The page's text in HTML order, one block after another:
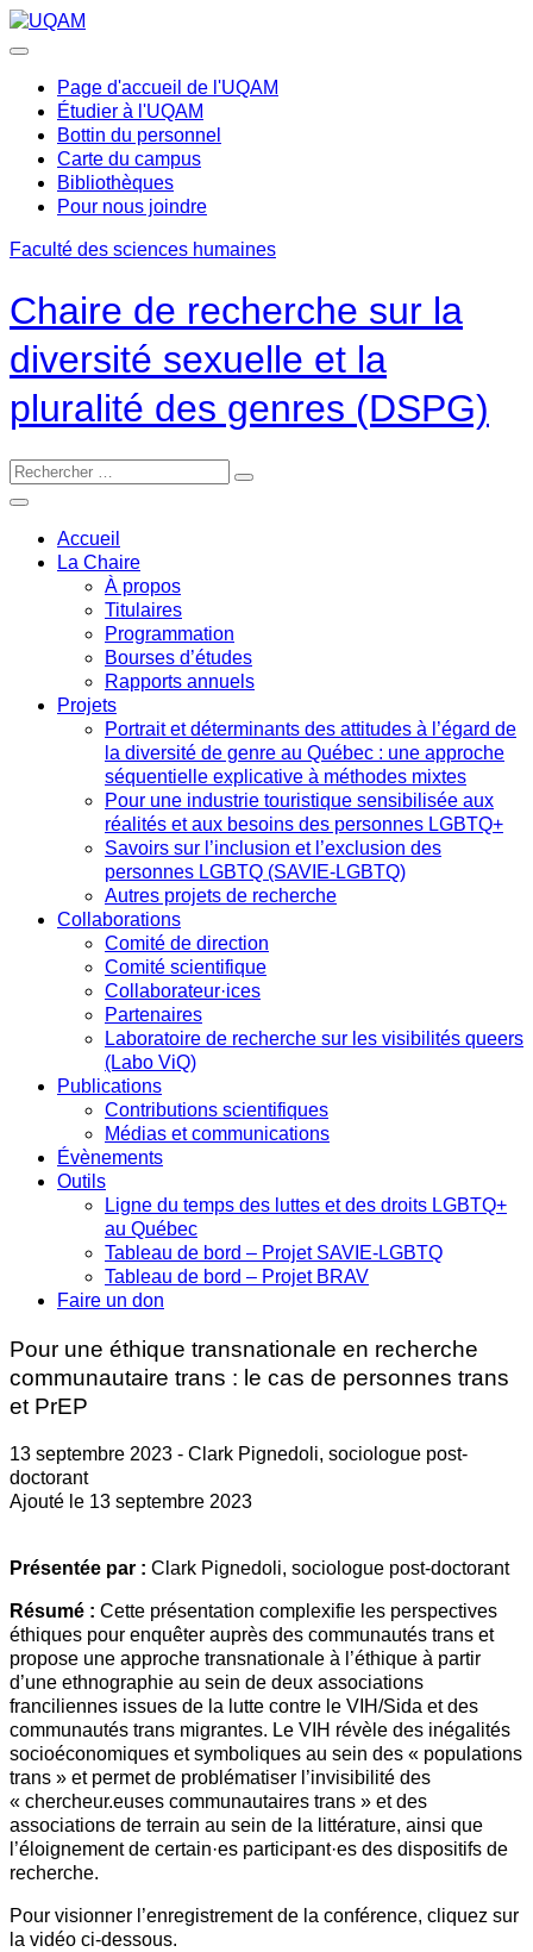
Passer
au
Page d'accueil de l'UQAM
Étudier à l'UQAM
Bottin du personnel
Carte du campus
Bibliothèques
Pour nous joindre
Faculté des sciences humaines
Chaire de recherche sur la
diversité sexuelle et la
pluralité des genres (DSPG)
Accueil
La Chaire
À propos
Titulaires
Programmation
Bourses d’études
Rapports annuels
Projets
Portrait et déterminants des attitudes à l’égard de
la diversité de genre au Québec : une approche
séquentielle explicative à méthodes mixtes
Pour une industrie touristique sensibilisée aux
réalités et aux besoins des personnes LGBTQ+
Savoirs sur l’inclusion et l’exclusion des
personnes LGBTQ (SAVIE-LGBTQ)
Autres projets de recherche
Collaborations
Comité de direction
Comité scientifique
Collaborateur·ices
Partenaires
Laboratoire de recherche sur les visibilités queers
(Labo ViQ)
Publications
Contributions scientifiques
Médias et communications
Évènements
Outils
Ligne du temps des luttes et des droits LGBTQ+
au Québec
Tableau de bord – Projet SAVIE-LGBTQ
Tableau de bord – Projet BRAV
Faire un don
Pour une éthique transnationale en recherche
communautaire trans : le cas de personnes trans
et PrEP
13 septembre 2023 - Clark Pignedoli, sociologue post-
doctorant
Ajouté le 13 septembre 2023
Présentée par : Clark Pignedoli, sociologue post-doctorant
Résumé : Cette présentation complexifie les perspectives
éthiques pour enquêter auprès des communautés trans et
propose une approche transnationale à l’éthique à partir
d’une ethnographie au sein de deux associations
franciliennes issues de la lutte contre le VIH/Sida et des
communautés trans migrantes. Le VIH révèle des inégalités
socioéconomiques et symboliques au sein des « populations
trans » et permet de problématiser l’invisibilité des
« chercheur.euses communautaires trans » et des
associations de terrain au sein de la littérature, ainsi que
l’éloignement de certain·es participant·es des dispositifs de
recherche.
Pour visionner l’enregistrement de la conférence, cliquez sur
la vidéo ci-dessous.